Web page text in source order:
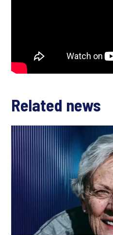
Related news